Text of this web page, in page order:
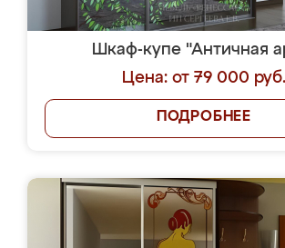
Шкаф-купе "Античная
Цена: от 79 000 руб.
ПОДРОБНЕЕ